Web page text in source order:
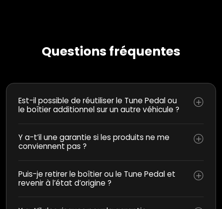
Questions fréquentes
Est-il possible de réutiliser le Tune Pedal ou
le boîtier additionnel sur un autre véhicule ?
Y a-t’il une garantie si les produits ne me
conviennent pas ?
Puis-je retirer le boîtier ou le Tune Pedal et
revenir à l’état d’origine ?